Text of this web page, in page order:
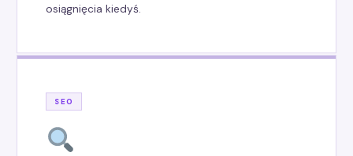
osiągnięcia kiedyś.
SEO